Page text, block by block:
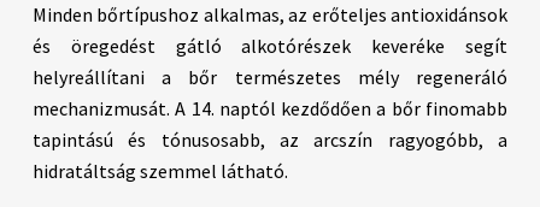
Minden bőrtípushoz alkalmas, az erőteljes antioxidánsok
és öregedést gátló alkotórészek keveréke segít
helyreállítani a bőr természetes mély regeneráló
mechanizmusát. A 14. naptól kezdődően a bőr finomabb
tapintású és tónusosabb, az arcszín ragyogóbb, a
hidratáltság szemmel látható.